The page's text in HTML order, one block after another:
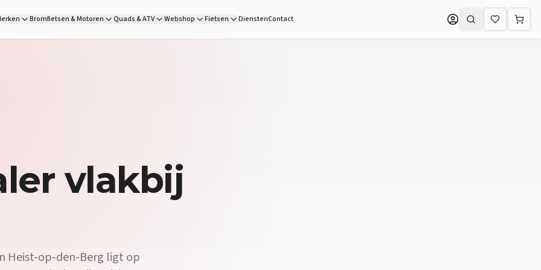
Bromfietsen & Motoren Quads & ATV Webshop Fietsen DienstenContact Zoeken (⌘K)
vlakbij
Heist-op-den-Berg ligt op